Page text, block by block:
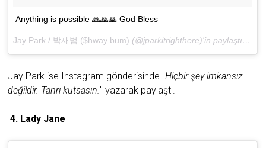
Anything is possible 🙏🙏🙏 God Bless
Jay Park / 박재범 ($hway bum) (@jparkitrighthere)'in paylaştığı bir gönderi (
Jay Park ise Instagram gönderisinde "Hiçbir şey imkansız
değildir. Tanrı kutsasın." yazarak paylaştı.
4. Lady Jane